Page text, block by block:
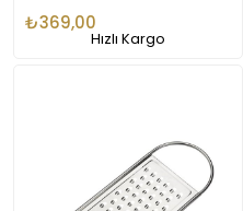
₺369,00
Hızlı Kargo